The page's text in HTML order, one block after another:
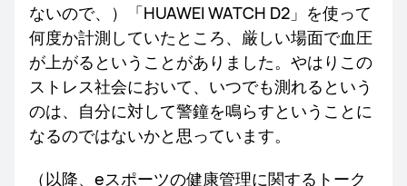
ないので、）「HUAWEI WATCH D2」を使って
何度か計測していたところ、厳しい場面で血圧
が上がるということがありました。やはりこの
ストレス社会において、いつでも測れるという
のは、自分に対して警鐘を鳴らすということに
なるのではないかと思っています。
（以降、eスポーツの健康管理に関するトーク